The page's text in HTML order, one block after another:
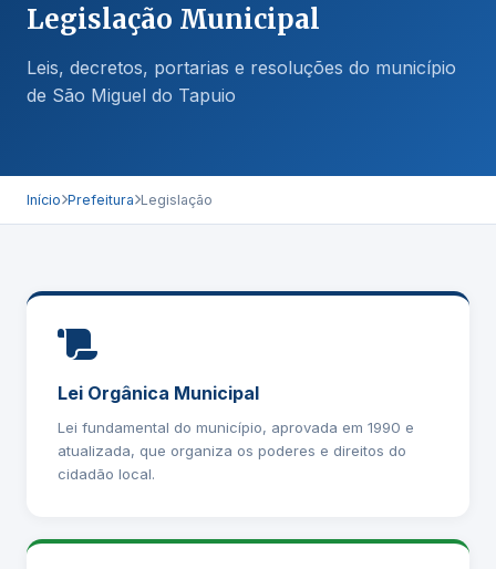
Legislação Municipal
Leis, decretos, portarias e resoluções do município
de São Miguel do Tapuio
Início Prefeitura Legislação
Lei Orgânica Municipal
Lei fundamental do município, aprovada em 1990 e
atualizada, que organiza os poderes e direitos do
cidadão local.